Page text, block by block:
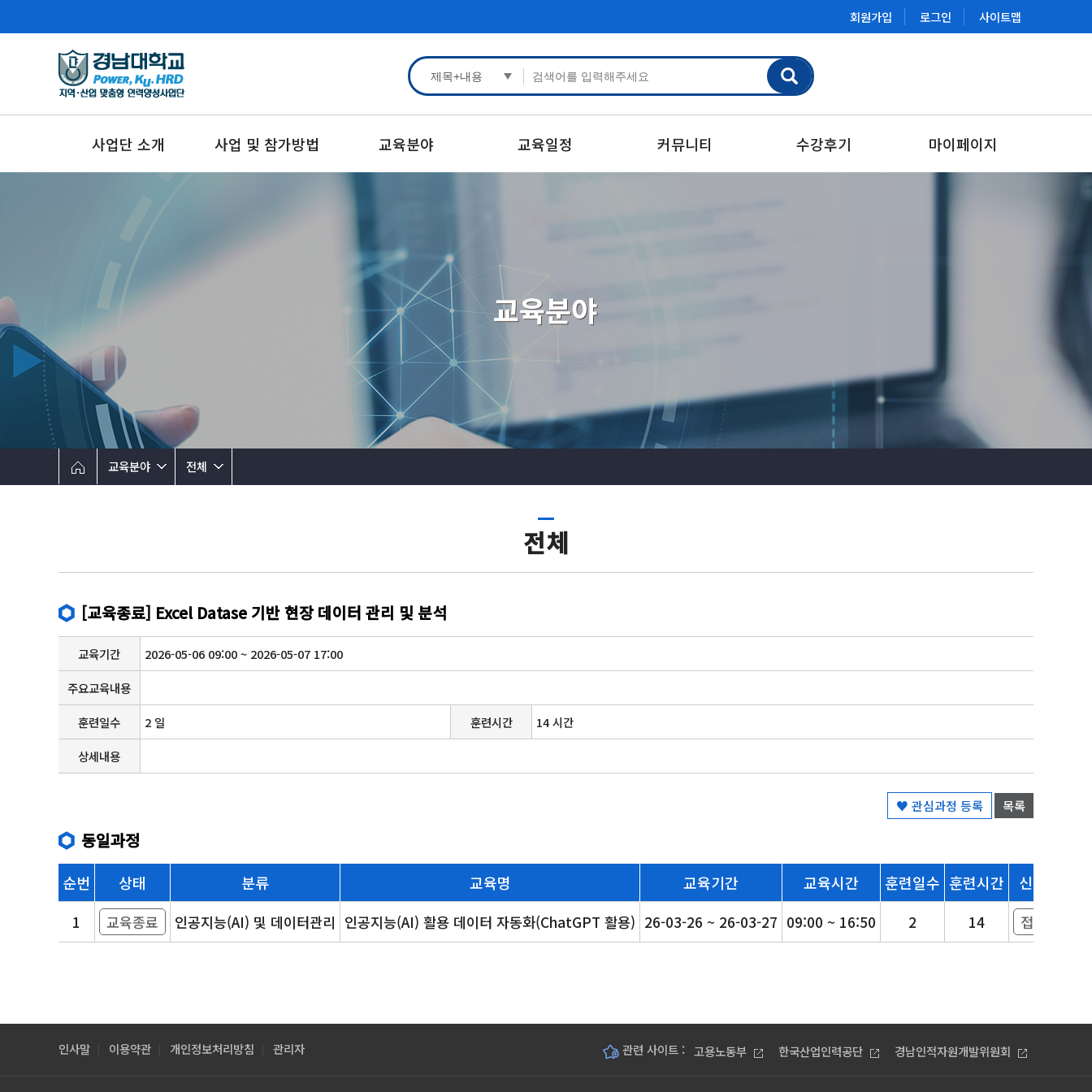
회원가입 로그인 사이트맵
사업단 소개 사업 및 참가방법 교육분야 교육일정 커뮤니티 수강후기 마이페이지
교육분야 전체
전체
[교육종료] Excel Datase 기반 현장 데이터 관리 및 분석
교육기간
2026-05-06 09:00 ~ 2026-05-07 17:00
주요교육내용
훈련일수
2 일 훈련시간
14 시간
상세내용
♥ 관심과정 등록 목록
동일과정
순번 상태 분류 교육명 교육기간 교육시간 훈련일수 훈련시간 신청하기
1 교육종료 인공지능(AI) 및 데이터관리 인공지능(AI) 활용 데이터 자동화(ChatGPT 활용) 26-03-26 ~ 26-03-27 09:00 ~ 16:50 2 14 접수종료
인사말 이용약관 개인정보처리방침 관리자 관련 사이트 : 고용노동부 한국산업인력공단 경남인적자원개발위원회